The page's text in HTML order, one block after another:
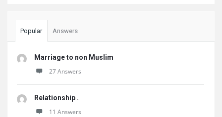
Popular Answers
Marriage to non Muslim
27 Answers
Relationship .
11 Answers